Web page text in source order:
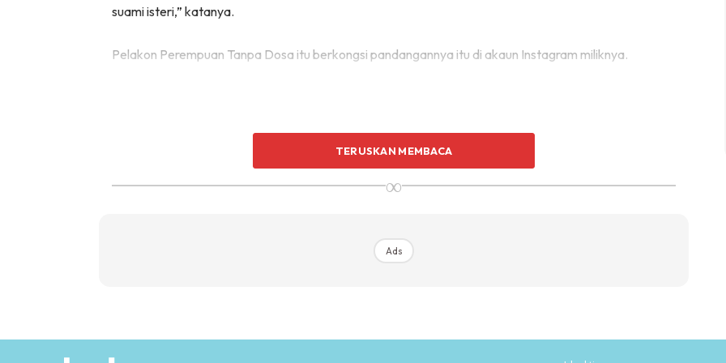
suami isteri,” katanya.
Pelakon Perempuan Tanpa Dosa itu berkongsi pandangannya itu di akaun Instagram miliknya.
Ads
Syahiran ketika menghadiri sebuah majlis perkahwinan.
TERUSKAN MEMBACA
∞
Ads